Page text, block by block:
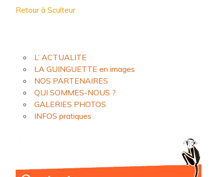
Retour à Sculteur
L’ ACTUALITE
LA GUINGUETTE en images
NOS PARTENAIRES
QUI SOMMES-NOUS ?
GALERIES PHOTOS
INFOS pratiques